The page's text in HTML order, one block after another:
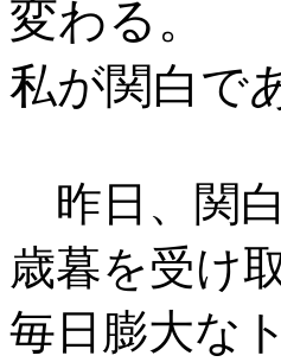
変わる。
私が関白で
昨日、関
歳暮を受け
毎日膨大な